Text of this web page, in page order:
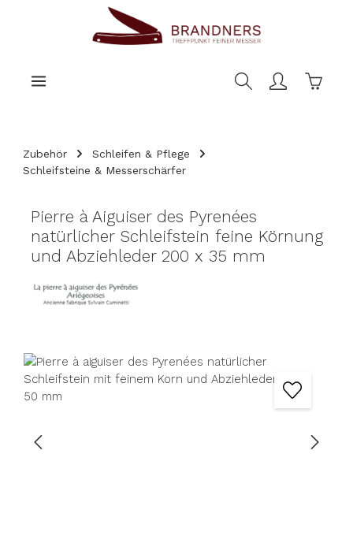
Zubehör
Schleifen & Pflege
Schleifsteine & Messerschärfer
Pierre à Aiguiser des Pyrenées
natürlicher Schleifstein feine Körnung
und Abziehleder 200 x 35 mm
Bildergalerie überspringen